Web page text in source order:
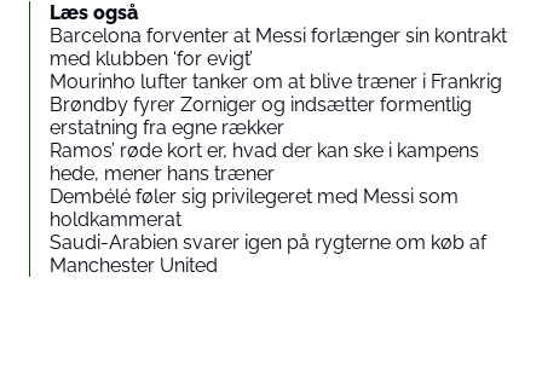
Læs også
Barcelona forventer at Messi forlænger sin kontrakt
med klubben ‘for evigt’
Mourinho lufter tanker om at blive træner i Frankrig
Brøndby fyrer Zorniger og indsætter formentlig
erstatning fra egne rækker
Ramos’ røde kort er, hvad der kan ske i kampens
hede, mener hans træner
Dembélé føler sig privilegeret med Messi som
holdkammerat
Saudi-Arabien svarer igen på rygterne om køb af
Manchester United